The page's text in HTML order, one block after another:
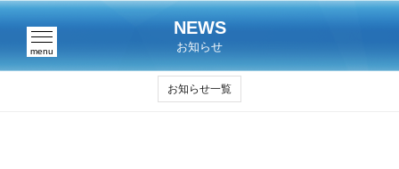
menu
NEWS
お知らせ
お知らせ一覧